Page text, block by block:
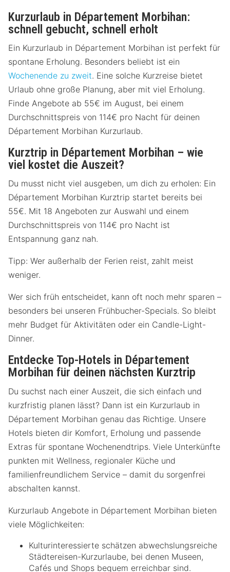
Kurzurlaub in Département Morbihan:
schnell gebucht, schnell erholt
Ein Kurzurlaub in Département Morbihan ist perfekt für
spontane Erholung. Besonders beliebt ist ein
Wochenende zu zweit. Eine solche Kurzreise bietet
Urlaub ohne große Planung, aber mit viel Erholung.
Finde Angebote ab 55€ im August, bei einem
Durchschnittspreis von 114€ pro Nacht für deinen
Département Morbihan Kurzurlaub.
Kurztrip in Département Morbihan – wie
viel kostet die Auszeit?
Du musst nicht viel ausgeben, um dich zu erholen: Ein
Département Morbihan Kurztrip startet bereits bei
55€. Mit 18 Angeboten zur Auswahl und einem
Durchschnittspreis von 114€ pro Nacht ist
Entspannung ganz nah.
Tipp: Wer außerhalb der Ferien reist, zahlt meist
weniger.
Wer sich früh entscheidet, kann oft noch mehr sparen –
besonders bei unseren Frühbucher-Specials. So bleibt
mehr Budget für Aktivitäten oder ein Candle-Light-
Dinner.
Entdecke Top-Hotels in Département
Morbihan für deinen nächsten Kurztrip
Du suchst nach einer Auszeit, die sich einfach und
kurzfristig planen lässt? Dann ist ein Kurzurlaub in
Département Morbihan genau das Richtige. Unsere
Hotels bieten dir Komfort, Erholung und passende
Extras für spontane Wochenendtrips. Viele Unterkünfte
punkten mit Wellness, regionaler Küche und
familienfreundlichem Service – damit du sorgenfrei
abschalten kannst.
Kurzurlaub Angebote in Département Morbihan bieten
viele Möglichkeiten:
Kulturinteressierte schätzen abwechslungsreiche
Städtereisen-Kurzurlaube, bei denen Museen,
Cafés und Shops bequem erreichbar sind.